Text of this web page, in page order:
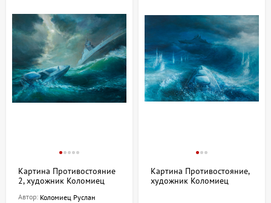
Картина Противостояние
2, художник Коломиец
Автор: Коломиец Руслан
Картина Противостояние,
художник Коломиец